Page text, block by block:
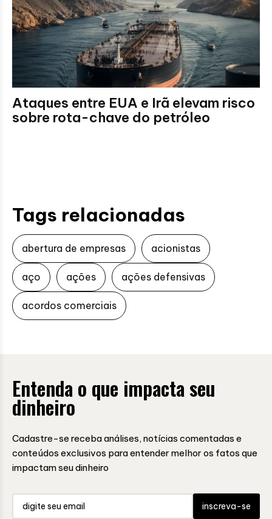
Ataques entre EUA e Irã elevam risco
sobre rota-chave do petróleo
Tags relacionadas
abertura de empresas acionistas
aço ações ações defensivas
acordos comerciais
Entenda o que impacta seu
dinheiro
Cadastre-se receba análises, notícias comentadas e
conteúdos exclusivos para entender melhor os fatos que
impactam seu dinheiro
inscreva-se